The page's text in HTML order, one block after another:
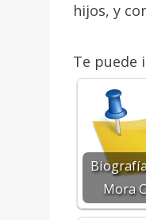
hijos, y
Te puede
Mora